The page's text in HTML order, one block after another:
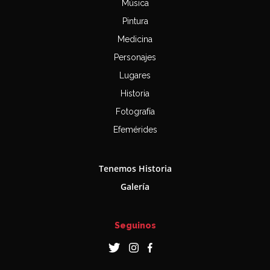
Música
Pintura
Medicina
Personajes
Lugares
Historia
Fotografía
Efemérides
Tenemos Historia
Galería
Seguinos